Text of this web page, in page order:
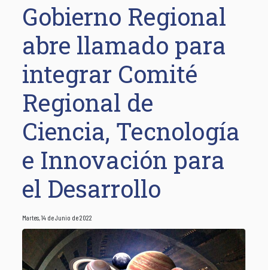
Gobierno Regional
abre llamado para
integrar Comité
Regional de
Ciencia, Tecnología
e Innovación para
el Desarrollo
Martes, 14 de Junio de 2022